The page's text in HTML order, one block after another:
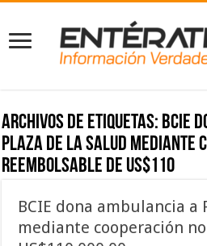
Archivos de etiquetas: BCIE
Plaza de la Salud mediante
reembolsable de US$110
BCIE dona ambulancia a
mediante cooperación